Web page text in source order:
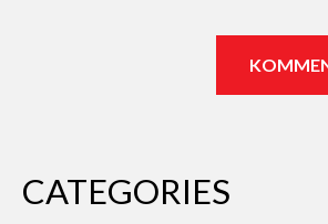
CATEGORIES